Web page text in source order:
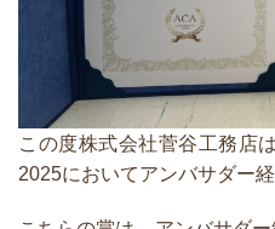
この度株式会社菅谷工務店
2025においてアンバサダー